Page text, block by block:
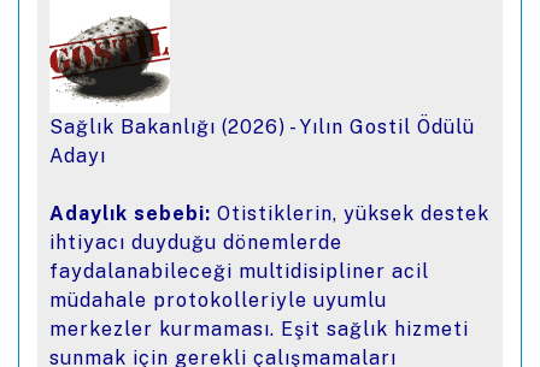
Sağlık Bakanlığı (2026) - Yılın Gostil Ödülü
Adayı
Adaylık sebebi: Otistiklerin, yüksek destek
ihtiyacı duyduğu dönemlerde
faydalanabileceği multidisipliner acil
müdahale protokolleriyle uyumlu
merkezler kurmaması. Eşit sağlık hizmeti
sunmak için gerekli çalışmamaları